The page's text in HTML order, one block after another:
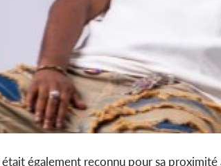
était également reconnu pour sa